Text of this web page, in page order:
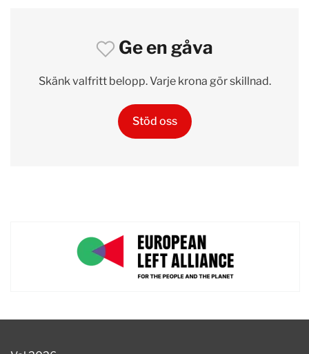
Ge en gåva
Skänk valfritt belopp. Varje krona gör skillnad.
Stöd oss